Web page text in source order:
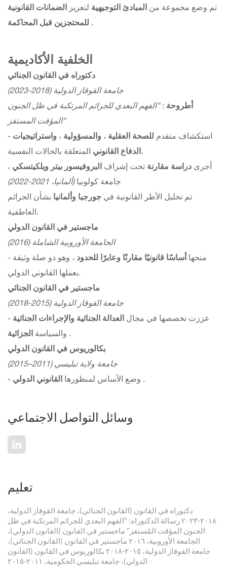
تم وضع مجموعة من المبادئ التوجيهية لتعزيز الضمانات القانونية
للمحتجزين قبل المحاكمة .
الخلفية الأكاديمية
دكتوراه في القانون الجنائي
جامعة القوقاز الدولية (2018-2023)
أطروحة :"الفهم البعدي للجرائم المرتكبة في ظل الجنون
المؤقت المستفز"
- استكشاف متقدم للصحة العقلية ، والمسؤولية ، واستراتيجيات
الدفاع القانونيالمتعلقة بالحالات النفسية.
أجرى دراسة مقارنة تحت إشراف البروفيسور بيتر ويلكيتسكي ،
جامعة كولونيا(ألمانيا، 2021-2022)
تم تحليل الأطر القانونية في جورجيا وألمانيا بشأن الجرائم
العاطفية.
ماجستير في القانون الدولي
الجامعة الأوروبية الشاملة (2016)
- منحها أساسًا قانونيًا مقارنًا وعابرًا للحدود ، وهو ذو صلة وثيقة
بعملها القانوني الدولي.
ماجستير في القانون الجنائي
جامعة القوقاز الدولية (2015-2018)
- عززت تخصصها في مجال العدالة الجنائية والإجراءات الجنائية
والسياسة الجزائية
.
بكالوريوس في القانون الدولي
جامعة ولاية تبليسي (2011–2015)
- وضع الأساس لمنظورها القانوني الدولي .
وسائل التواصل الاجتماعي
تعليم
دكتوراه في القانون (القانون الجنائي)، جامعة القوقاز الدولية،
٢٠١٨-٢٠٢٣ رسالة الدكتوراه: "الفهم البعدي للجرائم المرتكبة في ظل
الجنون المؤقت المُستفز" ماجستير في القانون (القانون الدولي)،
الجامعة الأوروبية، ٢٠١٦ ماجستير في القانون (القانون الجنائي)،
جامعة القوقاز الدولية، ٢٠١٥-٢٠١٨ بكالوريوس في القانون (القانون
الدولي)، جامعة تبليسي الحكومية، ٢٠١١-٢٠١٥